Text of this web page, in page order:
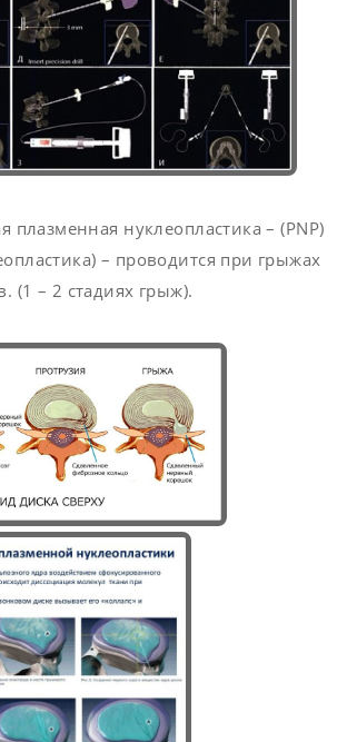
нуклеопластика – (PNP)
– проводится при грыжах
(1 – 2 стадиях грыж).